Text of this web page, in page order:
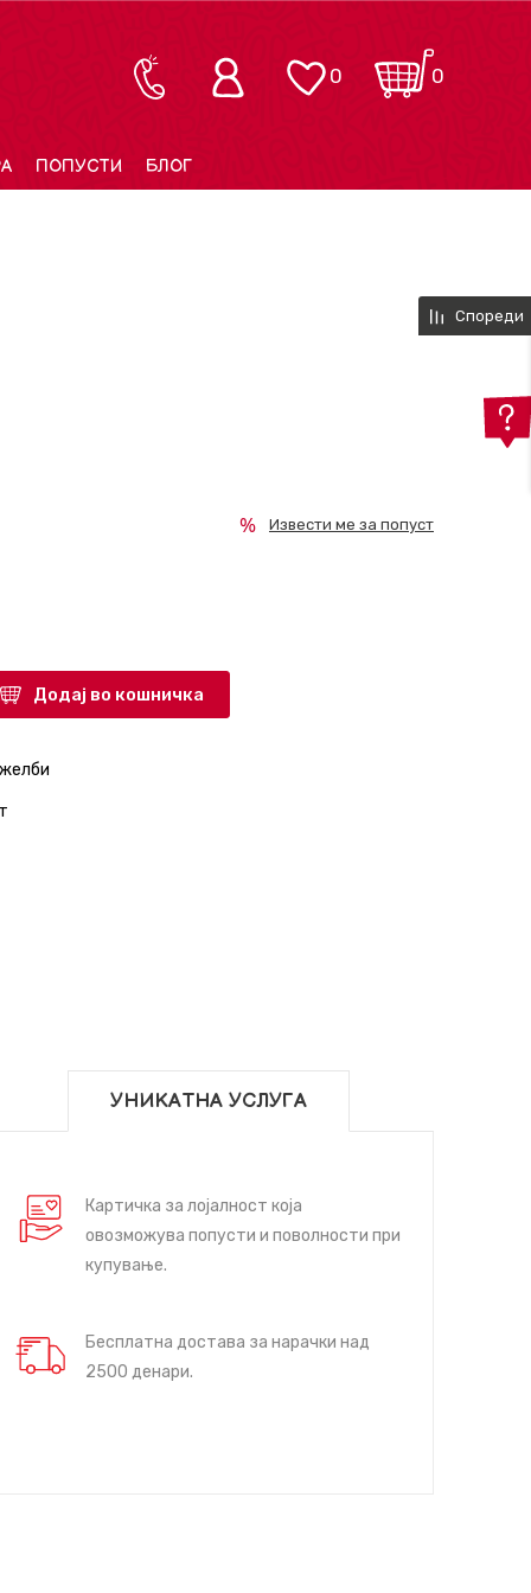
0
0
ПОПУСТИ БЛОГ
Извести ме за попуст
Додај во кошничка
УНИКАТНА УСЛУГА
Картичка за лојалност која
овозможува попусти и поволности при
купување.
Бесплатна достава за нарачки над
2500 денари.
Спореди